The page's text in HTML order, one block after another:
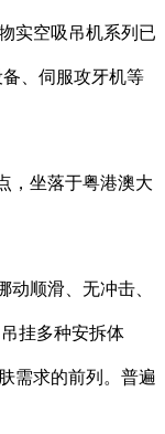
实空吸吊机系列已
、伺服攻牙机等
，坐落于粤港澳大
顺滑、无冲击、
挂多种安拆体
需求的前列。普遍